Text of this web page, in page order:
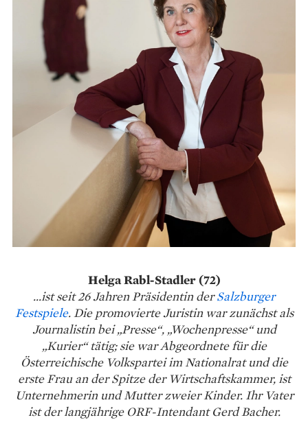
Helga Rabl-Stadler (72)
...ist seit 26 Jahren Präsidentin derSalzburger
Festspiele. Die promovierte Juristin war zunächst als
Journalistin bei „Presse“, „Wochenpresse“ und
„Kurier“ tätig; sie war Abgeordnete für die
Österreichische Volkspartei im Nationalrat und die
erste Frau an der Spitze der Wirtschaftskammer, ist
Unternehmerin und Mutter zweier Kinder. Ihr Vater
ist der langjährige ORF-Intendant Gerd Bacher.